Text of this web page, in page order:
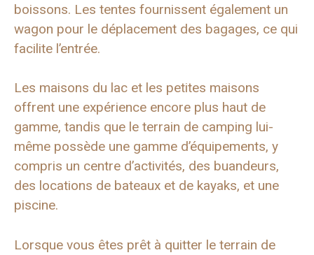
boissons. Les tentes fournissent également un
wagon pour le déplacement des bagages, ce qui
facilite l’entrée.
Les maisons du lac et les petites maisons
offrent une expérience encore plus haut de
gamme, tandis que le terrain de camping lui-
même possède une gamme d’équipements, y
compris un centre d’activités, des buandeurs,
des locations de bateaux et de kayaks, et une
piscine.
Lorsque vous êtes prêt à quitter le terrain de